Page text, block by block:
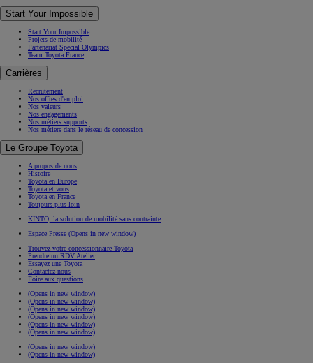
Start Your Impossible
Start Your Impossible
Projets de mobilité
Partenariat Special Olympics
Team Toyota France
Carrières
Recrutement
Nos offres d'emploi
Nos valeurs
Nos engagements
Nos métiers supports
Nos métiers dans le réseau de concession
Le Groupe Toyota
A propos de nous
Histoire
Toyota en Europe
Toyota et vous
Toyota en France
Toujours plus loin
KINTO, la solution de mobilité sans contrainte
Espace Presse (Opens in new window)
Trouvez votre concessionnaire Toyota
Prendre un RDV Atelier
Essayez une Toyota
Contactez-nous
Foire aux questions
(Opens in new window)
(Opens in new window)
(Opens in new window)
(Opens in new window)
(Opens in new window)
(Opens in new window)
(Opens in new window)
(Opens in new window)